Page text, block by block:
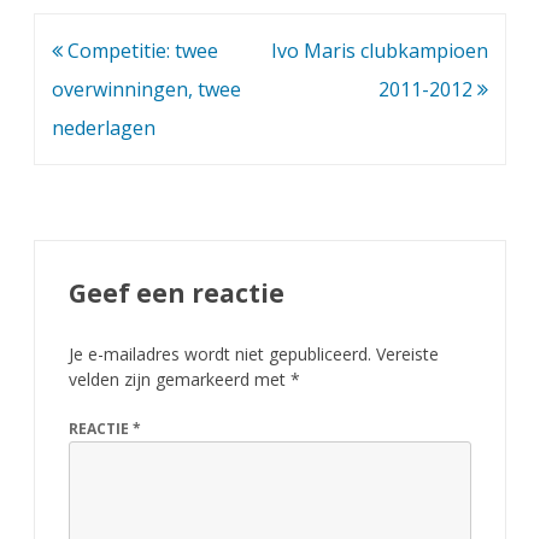
Bericht
navigatie
Competitie: twee
overwinningen, twee
nederlagen
Ivo Maris clubkampioen
2011-2012
Geef een reactie
Je e-mailadres wordt niet gepubliceerd. Vereiste
velden zijn gemarkeerd met *
REACTIE *